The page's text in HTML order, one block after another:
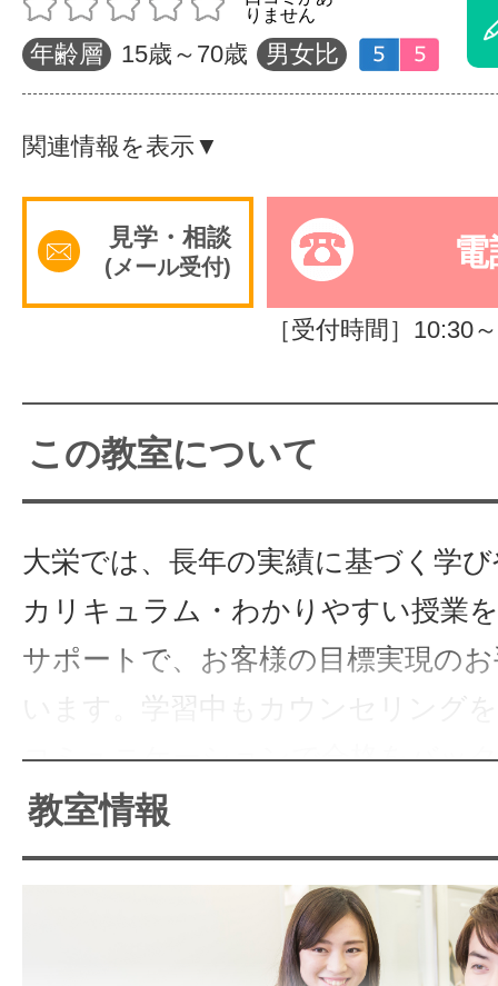
グッドスク
サイトマッ
年齢層 15歳～70歳 男女比
関連情報を表示▼
見学・相談
(メール受付)
［受付時間］10:30
この教室について
大栄では、長年の実績に基づく学
カリキュラム・わかりやすい授業
サポートで、お客様の目標実現の
います。学習中もカウンセリング
コミュニケーションで合格をバッ
はお気軽お問い合わせください。
教室情報